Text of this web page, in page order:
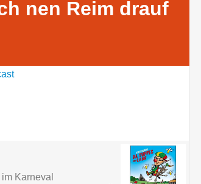
nen Reim drauf
Karneval